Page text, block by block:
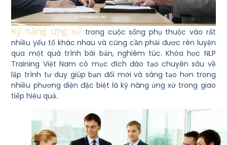
Kỹ năng ứng xửtrong cuộc sống phụ thuộc vào rất
nhiều yếu tố khác nhau và cũng cần phải được rèn luyện
qua một quá trình bài bản, nghiêm túc. Khóa học NLP
Training Việt Nam có mục đích đào tạo chuyên sâu về
lập trình tư duy giúp bạn đổi mới và sáng tạo hơn trong
nhiều phương diện đặc biệt là kỹ năng ứng xử trong giao
tiếp hiệu quả.